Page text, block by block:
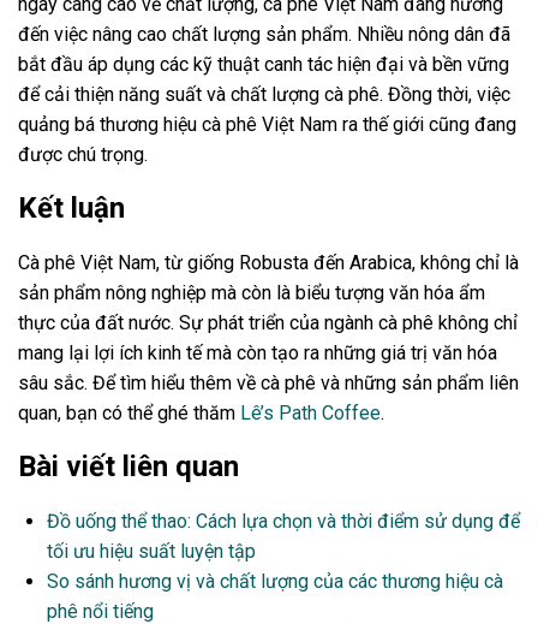
đến việc nâng cao chất lượng sản phẩm. Nhiều nông dân đã
bắt đầu áp dụng các kỹ thuật canh tác hiện đại và bền vững
để cải thiện năng suất và chất lượng cà phê. Đồng thời, việc
quảng bá thương hiệu cà phê Việt Nam ra thế giới cũng đang
được chú trọng.
Kết luận
Cà phê Việt Nam, từ giống Robusta đến Arabica, không chỉ là
sản phẩm nông nghiệp mà còn là biểu tượng văn hóa ẩm
thực của đất nước. Sự phát triển của ngành cà phê không chỉ
mang lại lợi ích kinh tế mà còn tạo ra những giá trị văn hóa
sâu sắc. Để tìm hiểu thêm về cà phê và những sản phẩm liên
quan, bạn có thể ghé thăm Lê’s Path Coffee.
Bài viết liên quan
Đồ uống thể thao: Cách lựa chọn và thời điểm sử dụng để
tối ưu hiệu suất luyện tập
So sánh hương vị và chất lượng của các thương hiệu cà
phê nổi tiếng